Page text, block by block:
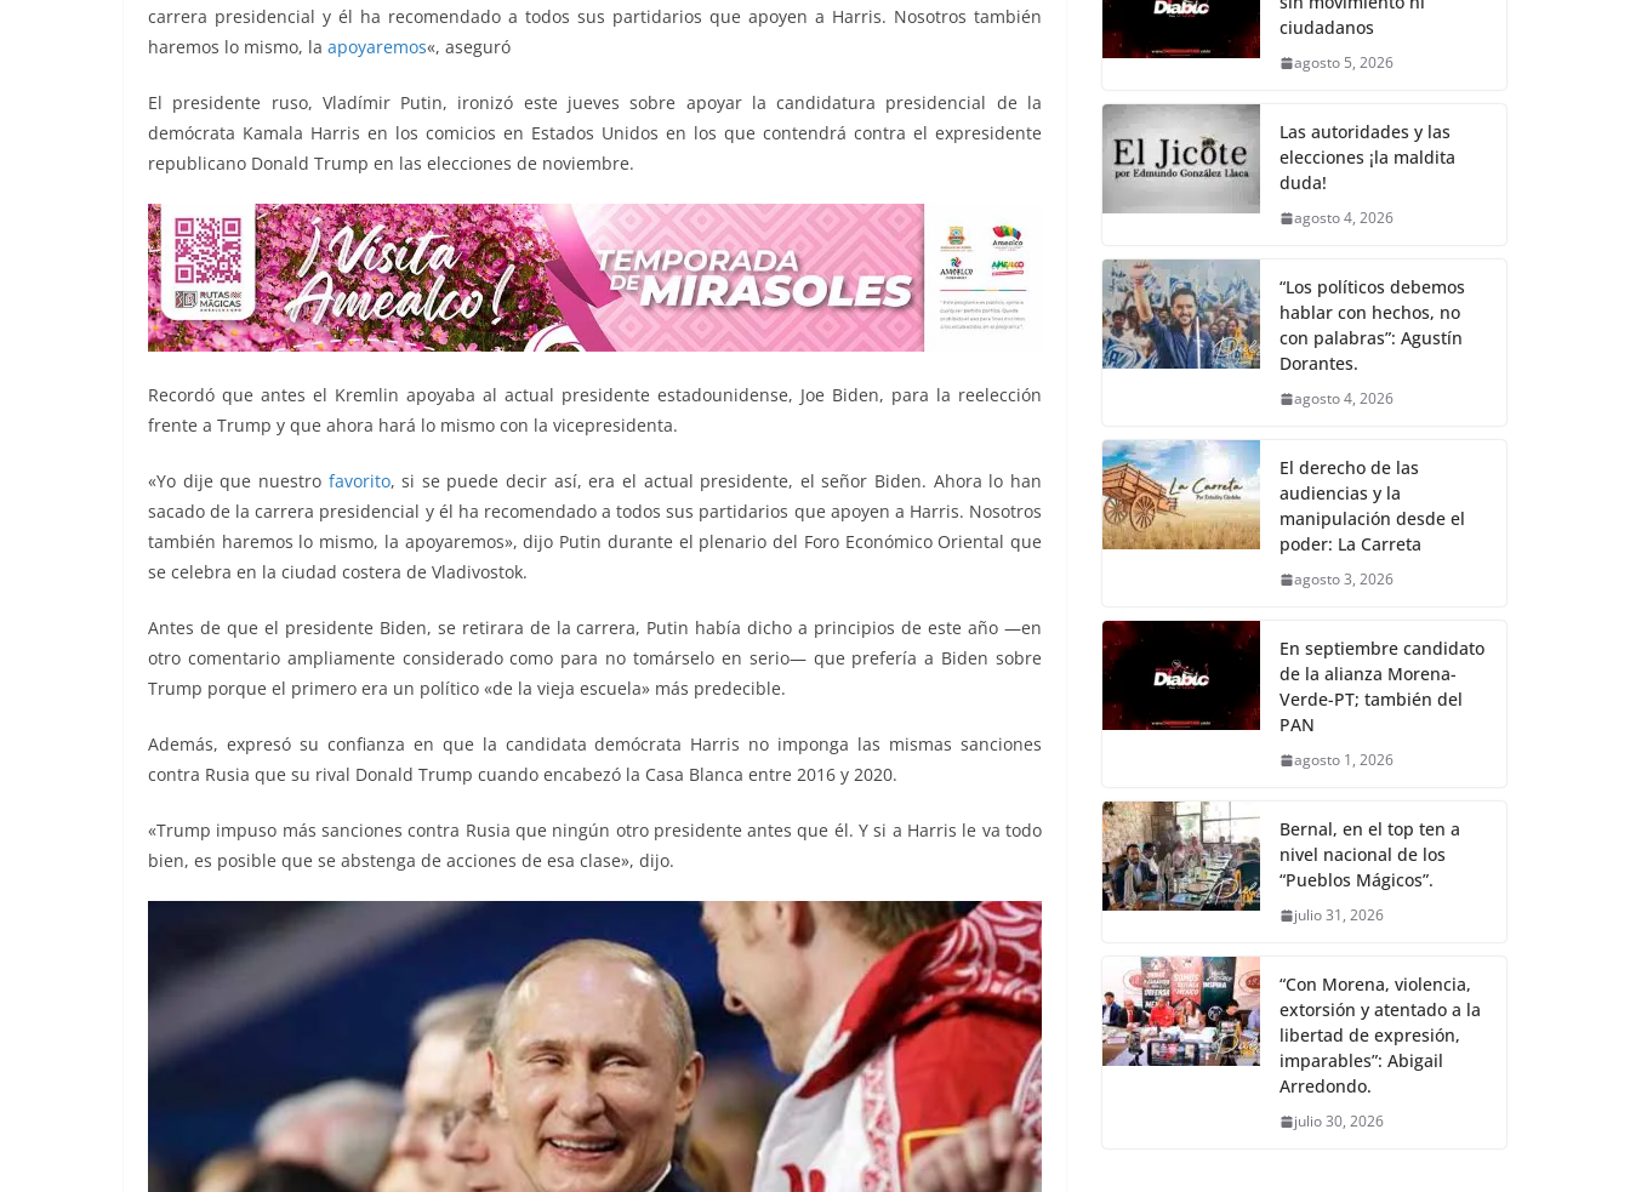
o
k
p k
carrera presidencial y él ha recomendado a todos sus partidarios que apoyen a Harris. Nosotros también
haremos lo mismo, la apoyaremos«, aseguró
El presidente ruso, Vladímir Putin, ironizó este jueves sobre apoyar la candidatura presidencial de la
demócrata Kamala Harris en los comicios en Estados Unidos en los que contendrá contra el expresidente
republicano Donald Trump en las elecciones de noviembre.
Recordó que antes el Kremlin apoyaba al actual presidente estadounidense, Joe Biden, para la reelección
frente a Trump y que ahora hará lo mismo con la vicepresidenta.
«Yo dije que nuestro favorito, si se puede decir así, era el actual presidente, el señor Biden. Ahora lo han
sacado de la carrera presidencial y él ha recomendado a todos sus partidarios que apoyen a Harris. Nosotros
también haremos lo mismo, la apoyaremos», dijo Putin durante el plenario del Foro Económico Oriental que
se celebra en la ciudad costera de Vladivostok.
Antes de que el presidente Biden, se retirara de la carrera, Putin había dicho a principios de este año —en
otro comentario ampliamente considerado como para no tomárselo en serio— que prefería a Biden sobre
Trump porque el primero era un político «de la vieja escuela» más predecible.
Además, expresó su confianza en que la candidata demócrata Harris no imponga las mismas sanciones
contra Rusia que su rival Donald Trump cuando encabezó la Casa Blanca entre 2016 y 2020.
«Trump impuso más sanciones contra Rusia que ningún otro presidente antes que él. Y si a Harris le va todo
bien, es posible que se abstenga de acciones de esa clase», dijo.
b
o
o
k
A
p
Li
n
a
ciudadanos
agosto 5, 2026
Las autoridades y las
elecciones ¡la maldita
duda!
agosto 4, 2026
“Los políticos debemos
hablar con hechos, no
con palabras”: Agustín
Dorantes.
agosto 4, 2026
El derecho de las
audiencias y la
manipulación desde el
poder: La Carreta
agosto 3, 2026
En septiembre candidato
de la alianza Morena-
Verde-PT; también del
PAN
agosto 1, 2026
Bernal, en el top ten a
nivel nacional de los
“Pueblos Mágicos”.
julio 31, 2026
“Con Morena, violencia,
extorsión y atentado a la
libertad de expresión,
imparables”: Abigail
Arredondo.
julio 30, 2026